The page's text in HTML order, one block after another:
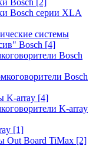
Bosch [2]
Bosch серии XLA
системы
Bosch [4]
Bosch
Bosch
K-array [4]
K-array
[1]
Out Board TiMax [2]